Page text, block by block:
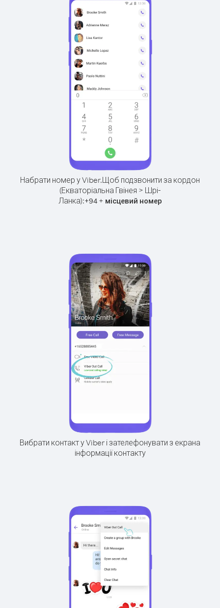
Набрати номер у Viber.Щоб подзвонити за кордон
(Екваторіальна Гвінея > Шрі-
Ланка):+94+ місцевий номер
Вибрати контакт у Viber і зателефонувати з екрана
інформації контакту